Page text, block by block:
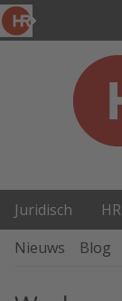
Juridisch
Nieuws
Blog